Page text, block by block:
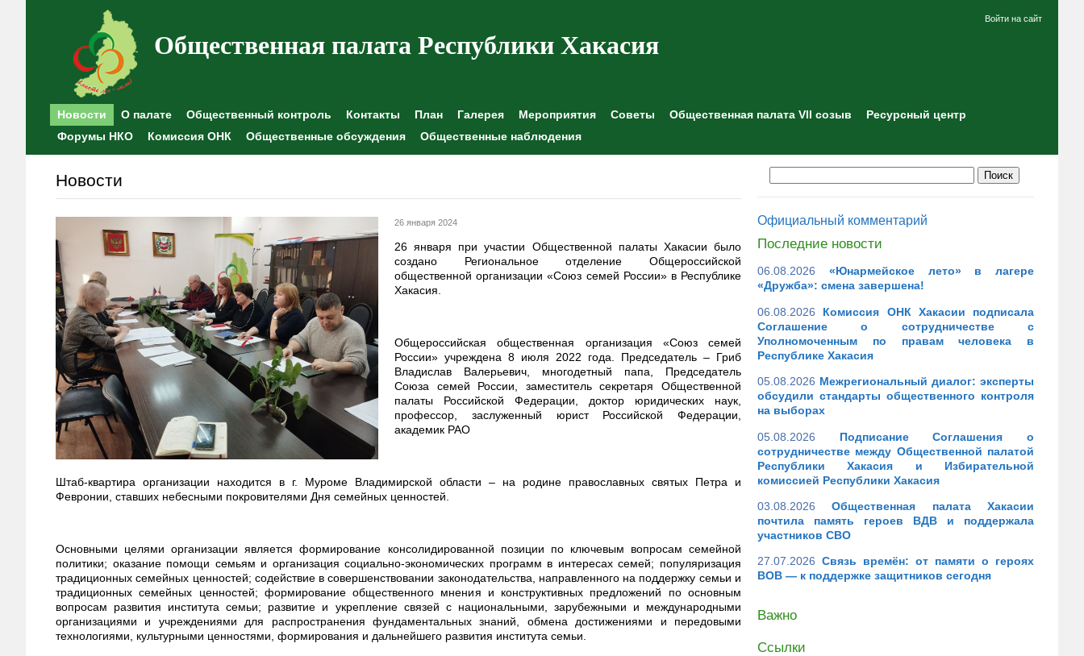
Общественная палата Республики Хакасия
Войти на сайт
Новости О палате Общественный контроль Контакты План Галерея Мероприятия Советы Общественная палата VII созыв
Ресурсный центр
Форумы НКО
Комиссия ОНК Общественные обсуждения Общественные наблюдения
Новости
26 января 2024
26 января при участии Общественной палаты Хакасии было
создано Региональное отделение Общероссийской
общественной организации «Союз семей России» в Республике
Хакасия.
Общероссийская общественная организация «Союз семей
России» учреждена 8 июля 2022 года. Председатель – Гриб
Владислав Валерьевич, многодетный папа, Председатель
Союза семей России, заместитель секретаря Общественной
палаты Российской Федерации, доктор юридических наук,
профессор, заслуженный юрист Российской Федерации,
академик РАО
Штаб-квартира организации находится в г. Муроме Владимирской области – на родине православных святых Петра и
Февронии, ставших небесными покровителями Дня семейных ценностей.
Основными целями организации является формирование консолидированной позиции по ключевым вопросам семейной
политики; оказание помощи семьям и организация социально-экономических программ в интересах семей; популяризация
традиционных семейных ценностей; содействие в совершенствовании законодательства, направленного на поддержку семьи и
традиционных семейных ценностей; формирование общественного мнения и конструктивных предложений по основным
вопросам развития института семьи; развитие и укрепление связей с национальными, зарубежными и международными
организациями и учреждениями для распространения фундаментальных знаний, обмена достижениями и передовыми
технологиями, культурными ценностями, формирования и дальнейшего развития института семьи.
Официальный комментарий
Последние новости
06.08.2026
«Юнармейское лето» в лагере
«Дружба»: смена завершена!
06.08.2026
Комиссия ОНК Хакасии подписала
Соглашение о сотрудничестве с
Уполномоченным по правам человека в
Республике Хакасия
05.08.2026 Межрегиональный диалог: эксперты
обсудили стандарты общественного контроля
на выборах
05.08.2026
Подписание Соглашения о
сотрудничестве между Общественной палатой
Республики Хакасия и Избирательной
комиссией Республики Хакасия
03.08.2026
Общественная палата Хакасии
почтила память героев ВДВ и поддержала
участников СВО
27.07.2026 Связь времён: от памяти о героях
ВОВ — к поддержке защитников сегодня
Важно
Ссылки